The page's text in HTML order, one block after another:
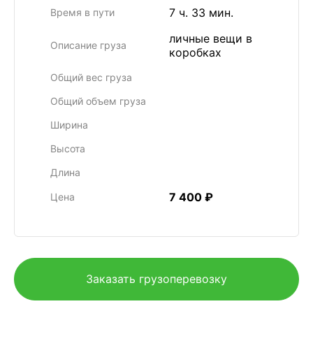
Время в пути 7 ч. 33 мин.
Описание груза
личные вещи в
коробках
Общий вес груза
Общий объем груза
Ширина
Высота
Длина
Цена 7 400 ₽
Заказать грузоперевозку